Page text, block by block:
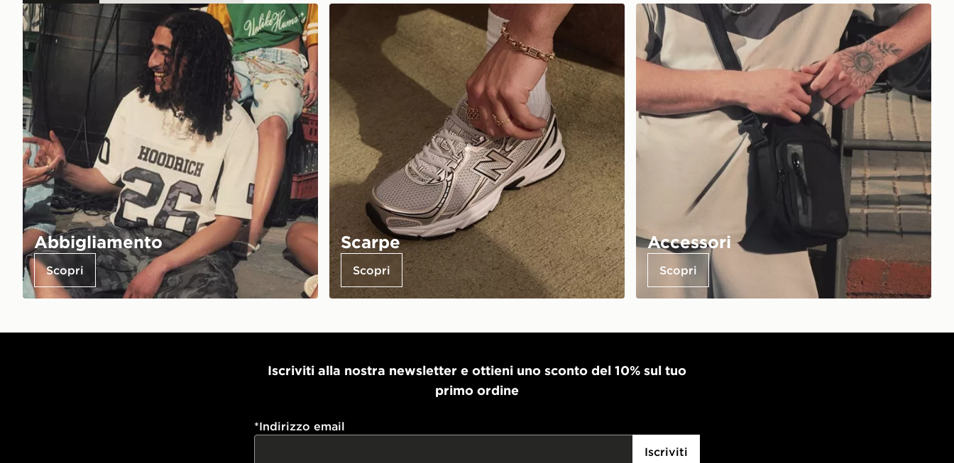
Abbigliamento
Scopri
Scarpe
Scopri
Accessori
Scopri
Iscriviti alla nostra newsletter e ottieni uno sconto del 10% sul tuo
primo ordine
*Indirizzo email
Iscriviti